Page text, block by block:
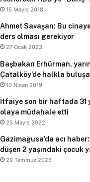
15 Mayıs 2018
Ahmet Savaşan: Bu
ders olması gerekiyor
27 Ocak 2023
Başbakan Erhürman,
Çatalköy’de halkla
10 Nisan 2019
İtfaiye son bir haftada 31
olaya müdahale etti
23 Mayıs 2022
Gazimağusa’da acı
düşen 2 yaşındaki çocuk
29 Temmuz 2026